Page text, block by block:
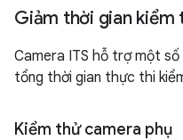
Giảm thời gian kiểm
Camera ITS hỗ trợ một
tổng thời gian thực thi
Kiểm thử camera phụ